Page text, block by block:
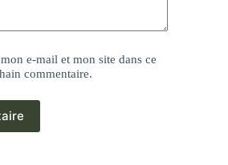
e-mail et mon site dans ce
commentaire.